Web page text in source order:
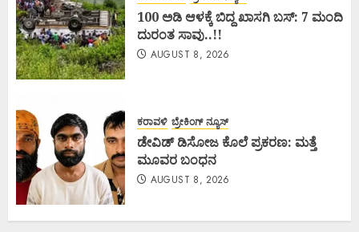
100 ಅಡಿ ಆಳಕ್ಕೆ ಬಿದ್ದ ಖಾಸಗಿ ಬಸ್: 7 ಮಂದಿ
ದುರಂತ ಸಾವು..!!
AUGUST 8, 2026
ಕರಾವಳಿ ಬ್ರೇಕಿಂಗ್ ನ್ಯೂಸ್
ಡೇವಿಡ್ ಡಿಸೋಜ ಕೊಲೆ ಪ್ರಕರಣ: ಮತ್ತೆ
ಮೂವರ ಬಂಧನ
AUGUST 8, 2026